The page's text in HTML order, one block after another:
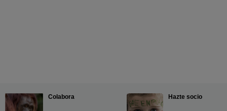
Colabora Hazte socio